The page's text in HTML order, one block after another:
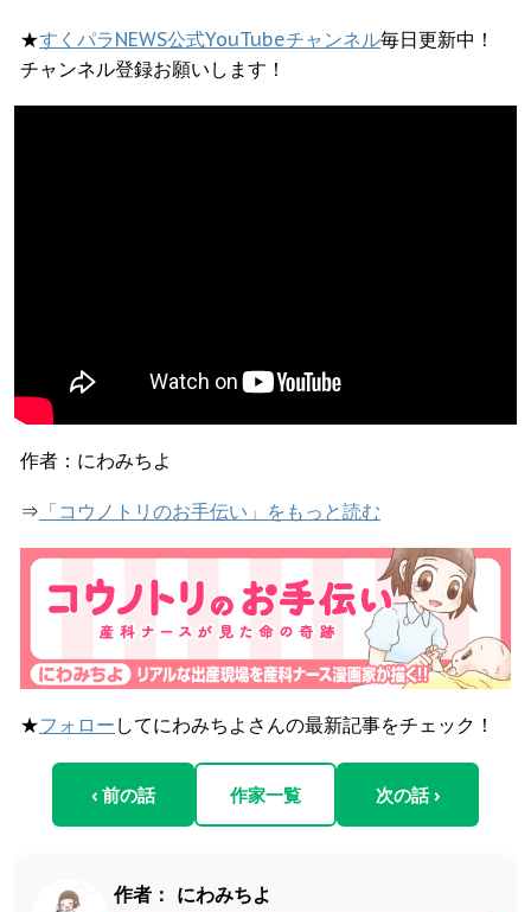
★すくパラNEWS公式YouTubeチャンネル毎日更新中！
チャンネル登録お願いします！
作者：にわみちよ
⇒ 「コウノトリのお手伝い」をもっと読む
★フォロー してにわみちよさんの最新記事をチェック！
‹ 前の話 作家一覧 次の話 ›
作者： にわみちよ